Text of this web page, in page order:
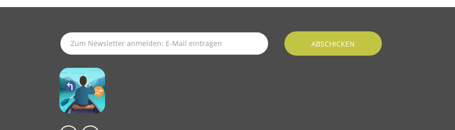
SUBSCRIBE TO LATEST NEWS
ABSCHICKEN